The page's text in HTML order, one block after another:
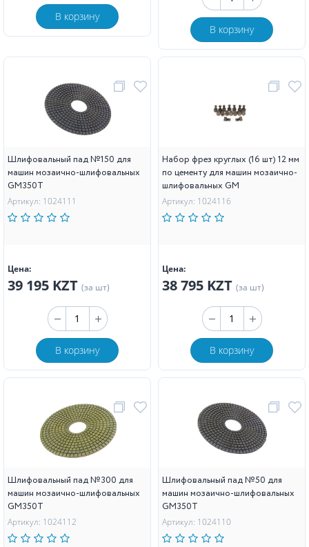
В корзину
В корзину
Шлифовальный пад №150 для
машин мозаично-шлифовальных
GM350T
Артикул: 1024111
Цена:
39 195 KZT (за шт)
В корзину
Набор фрез круглых (16 шт) 12 мм
по цементу для машин мозаично-
шлифовальных GM
Артикул: 1024116
Цена:
38 795 KZT (за шт)
В корзину
Шлифовальный пад №300 для
машин мозаично-шлифовальных
GM350T
Артикул: 1024112
Шлифовальный пад №50 для
машин мозаично-шлифовальных
GM350T
Артикул: 1024110